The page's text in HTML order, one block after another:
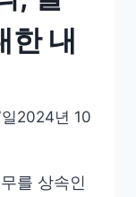
한 내
2024년 10
를 상속인